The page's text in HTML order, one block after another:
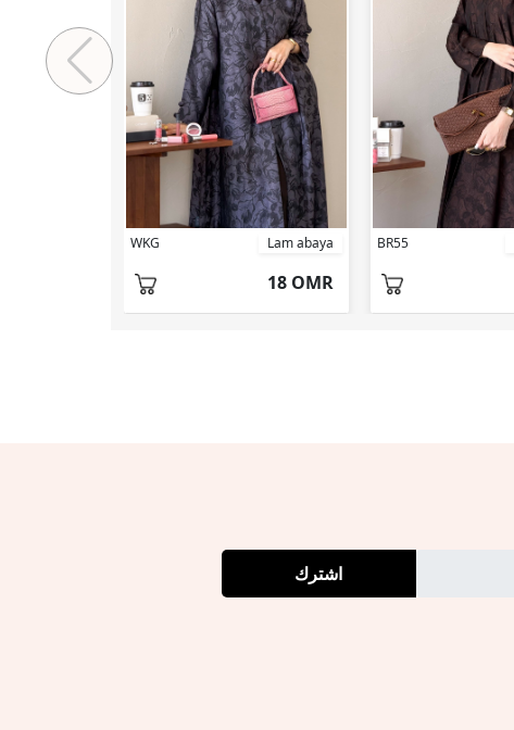
BR55
Lam abaya
WKG
18 OMR
اشترك